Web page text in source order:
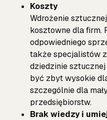
Koszty
Wdrożenie
kosztowne dla firm.
odpowiedniego
także specjalistów
dziedzinie
być zbyt wysokie
szczególnie dla
przedsiębiorstw.
Brak wiedzy i